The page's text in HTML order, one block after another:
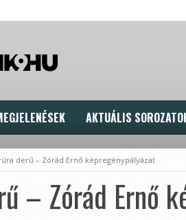
AKTUÁLIS
derű – Zórád Ernő képregénypályázat
– Zórád Ernő